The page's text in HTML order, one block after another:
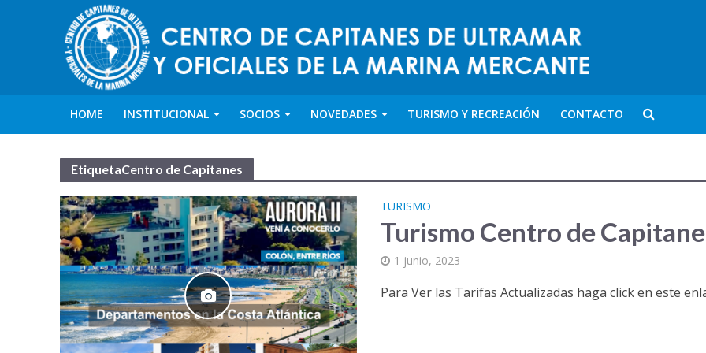
HOME INSTITUCIONAL SOCIOS NOVEDADES TURISMO Y RECREACIÓN CONTACTO
EtiquetaCentro de Capitanes
TURISMO
Turismo Centro de
1 junio, 2023
Para Ver las Tarifas Actualizadas haga click en este